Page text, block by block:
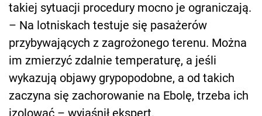
takiej sytuacji procedury mocno je ograniczają.
– Na lotniskach testuje się pasażerów
przybywających z zagrożonego terenu. Można
im zmierzyć zdalnie temperaturę, a jeśli
wykazują objawy grypopodobne, a od takich
zaczyna się zachorowanie na Ebolę, trzeba ich